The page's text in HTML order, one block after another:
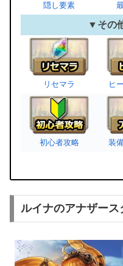
隠し要素
▼その
リセマラ ヒ
初心者攻略 装
ルイナのアナザース